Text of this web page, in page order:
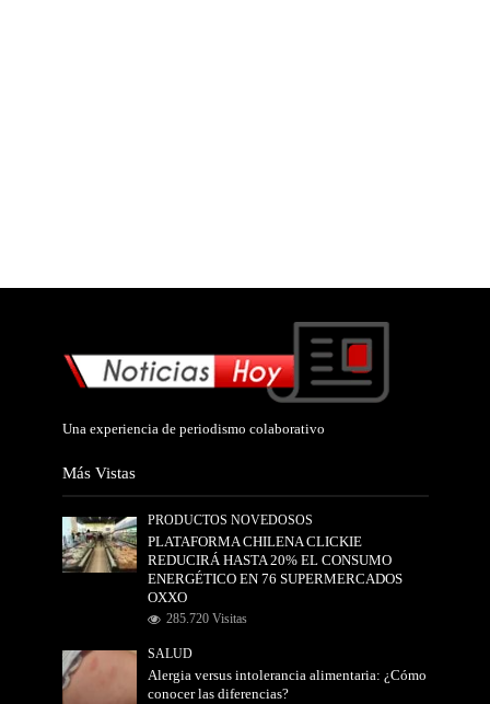
Una experiencia de periodismo colaborativo
Más Vistas
PRODUCTOS NOVEDOSOS
PLATAFORMA CHILENA CLICKIE
REDUCIRÁ HASTA 20% EL CONSUMO
ENERGÉTICO EN 76 SUPERMERCADOS
OXXO
285.720 Visitas
SALUD
Alergia versus intolerancia alimentaria: ¿Cómo
conocer las diferencias?